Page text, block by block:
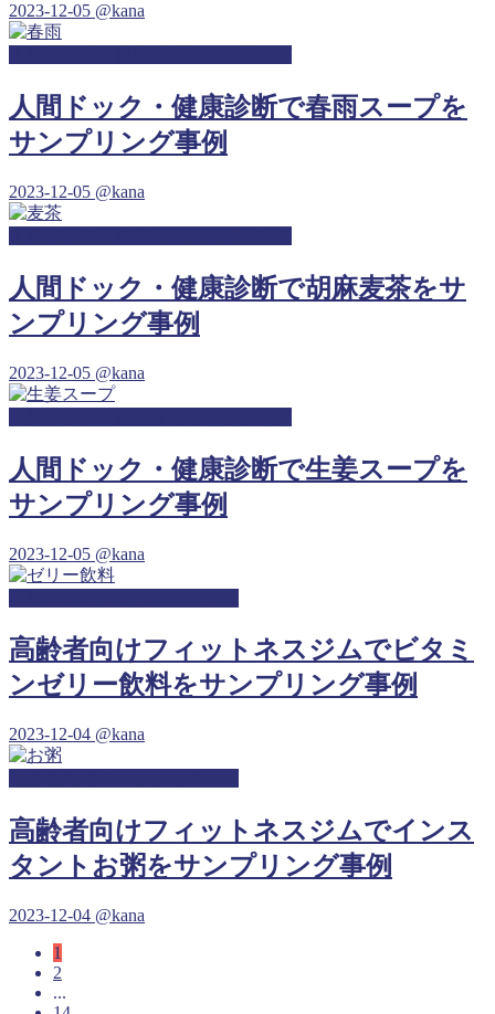
2023-12-05 @kana
人間ドック・健康診断で春雨スープを
サンプリング事例
2023-12-05 @kana
人間ドック・健康診断で胡麻麦茶をサ
ンプリング事例
2023-12-05 @kana
人間ドック・健康診断で生姜スープを
サンプリング事例
2023-12-05 @kana
高齢者向けフィットネスジムでビタミ
ンゼリー飲料をサンプリング事例
2023-12-04 @kana
高齢者向けフィットネスジムでインス
タントお粥をサンプリング事例
2023-12-04 @kana
1
2
...